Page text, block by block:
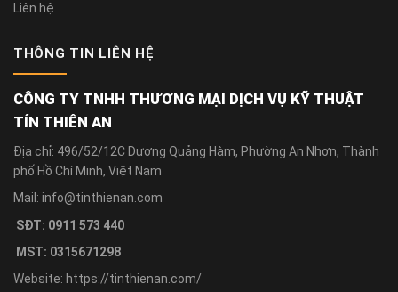
Liên hệ
THÔNG TIN LIÊN HỆ
CÔNG TY TNHH THƯƠNG MẠI DỊCH VỤ KỸ THUẬT
TÍN THIÊN AN
Địa chỉ: 496/52/12C Dương Quảng Hàm, Phường An Nhơn, Thành
phố Hồ Chí Minh, Việt Nam
Mail: info@tinthienan.com
SĐT: 0911 573 440
MST: 0315671298
Website: https://tinthienan.com/